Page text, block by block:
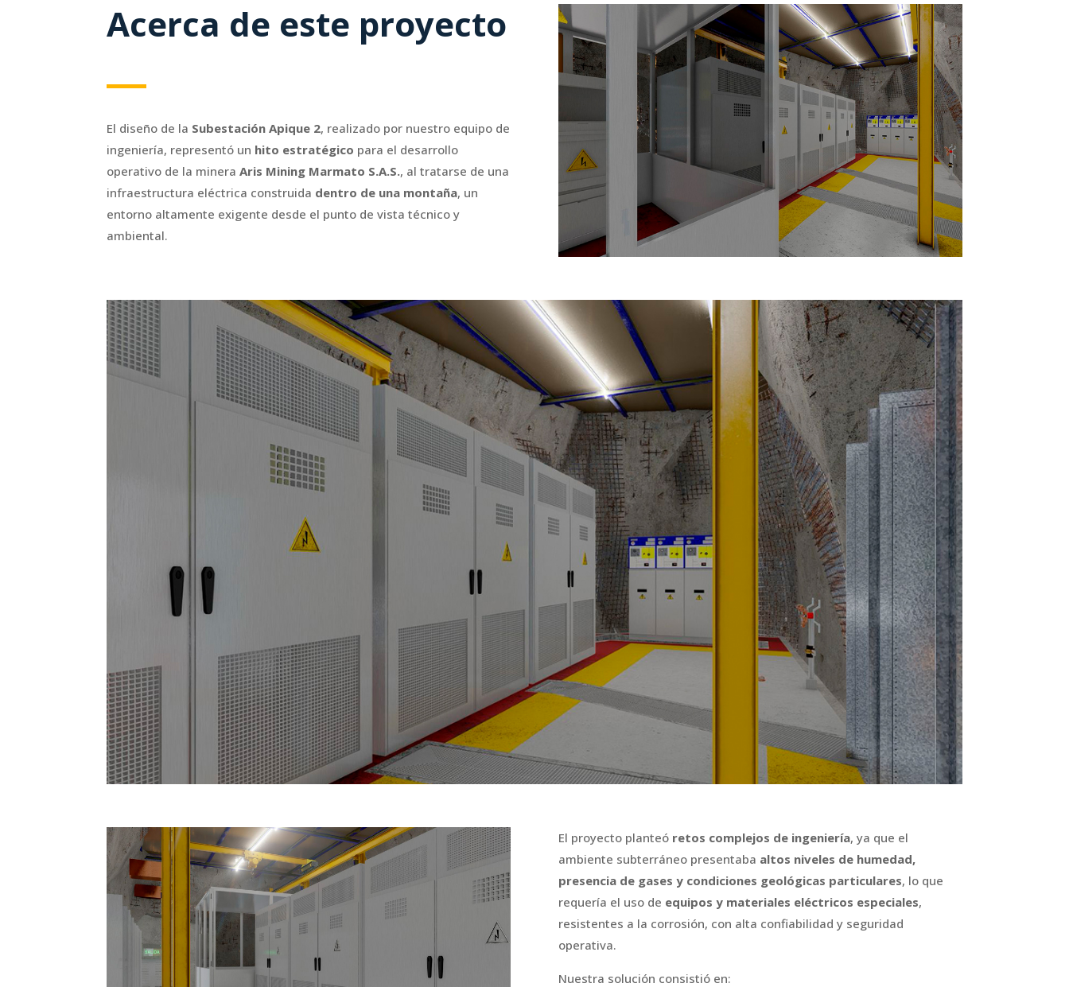
Acerca de este proyecto
El diseño de la Subestación Apique 2, realizado por nuestro equipo de
ingeniería, representó un hito estratégico para el desarrollo
operativo de la mineraAris Mining Marmato S.A.S., al tratarse de una
infraestructura eléctrica construida dentro de una montaña, un
entorno altamente exigente desde el punto de vista técnico y
ambiental.
El proyecto planteó retos complejos de ingeniería, ya que el
ambiente subterráneo presentaba altos niveles de humedad,
presencia de gases y condiciones geológicas particulares, lo que
requería el uso de equipos y materiales eléctricos especiales,
resistentes a la corrosión, con alta confiabilidad y seguridad
operativa.
Nuestra solución consistió en: